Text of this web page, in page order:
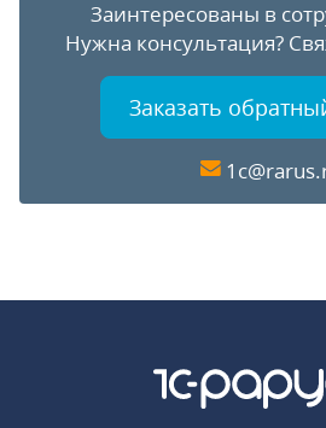
Заинтересованы в
Нужна консультация?
Заказать